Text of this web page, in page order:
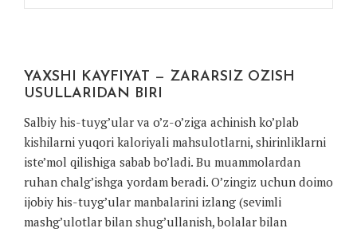
YAXSHI KAYFIYAT — ZARARSIZ OZISH
USULLARIDAN BIRI
Salbiy his-tuyg’ular va o’z-o’ziga achinish ko’plab
kishilarni yuqori kaloriyali mahsulotlarni, shirinliklarni
iste’mol qilishiga sabab bo’ladi. Bu muammolardan
ruhan chalg’ishga yordam beradi. O’zingiz uchun doimo
ijobiy his-tuyg’ular manbalarini izlang (sevimli
mashg’ulotlar bilan shug’ullanish, bolalar bilan